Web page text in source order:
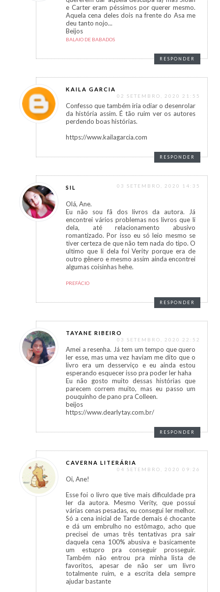
e Carter eram péssimos por querer mesmo.
Aquela cena deles dois na frente do Asa me
deu tanto nojo...
Beijos
BALAIO DE BABADOS
RESPONDER
KAILA GARCIA
02 SETEMBRO, 2020 21:55
Confesso que também iria odiar o desenrolar
da história assim. É tão ruim ver os autores
perdendo boas histórias.
https://www.kailagarcia.com
RESPONDER
SIL 03 SETEMBRO, 2020 14:35
Olá, Ane.
Eu não sou fã dos livros da autora. Já
encontrei vários problemas nos livros que li
dela, até relacionamento abusivo
romantizado. Por isso eu só leio mesmo se
tiver certeza de que não tem nada do tipo. O
ultimo que li dela foi Verity porque era de
outro gênero e mesmo assim ainda encontrei
algumas coisinhas hehe.
PREFÁCIO
RESPONDER
TAYANE RIBEIRO
03 SETEMBRO, 2020 22:52
Amei a resenha. Já tem um tempo que quero
ler esse, mas uma vez haviam me dito que o
livro era um desserviço e eu ainda estou
esperando esquecer isso pra poder ler haha
Eu não gosto muito dessas histórias que
parecem correm muito, mas eu passo um
pouquinho de pano pra Colleen.
beijos
https://www.dearlytay.com.br/
RESPONDER
CAVERNA LITERÁRIA
04 SETEMBRO, 2020 09:26
Oi, Ane!
Esse foi o livro que tive mais dificuldade pra
ler da autora. Mesmo Verity, que possui
várias cenas pesadas, eu consegui ler melhor.
Só a cena inicial de Tarde demais é chocante
e dá um embrulho no estômago, acho que
precisei de umas três tentativas pra sair
daquela cena 100% abusiva e basicamente
um estupro pra conseguir prosseguir.
Também não entrou pra minha lista de
favoritos, apesar de não ser um livro
totalmente ruim, e a escrita dela sempre
ajudar bastante